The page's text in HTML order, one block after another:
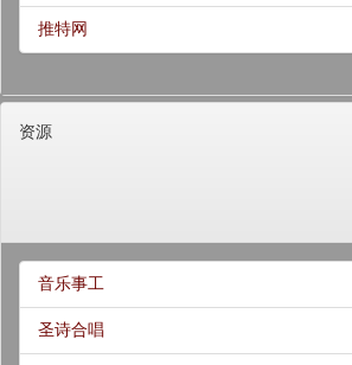
推特网
资源
音乐事工
圣诗合唱